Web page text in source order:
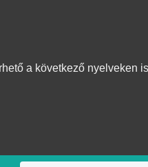
a következő nyelveken